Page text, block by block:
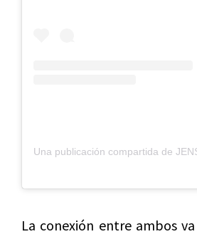
La conexión entre ambos